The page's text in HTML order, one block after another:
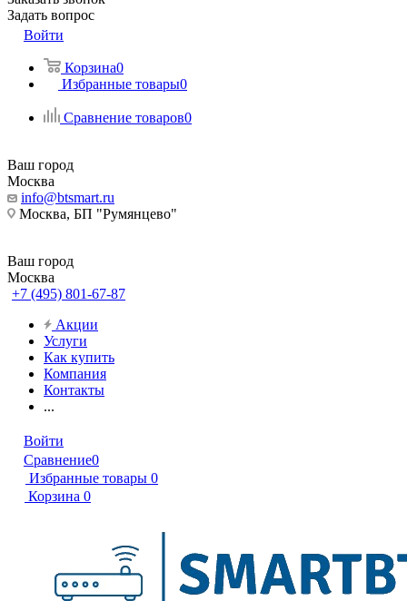
Задать вопрос
Войти
Корзина0
Избранные товары0
Сравнение товаров0
Ваш город
Москва
info@btsmart.ru
Москва, БП "Румянцево"
Ваш город
Москва
+7 (495) 801-67-87
Акции
Услуги
Как купить
Компания
Контакты
...
Войти
Сравнение0
Избранные товары 0
Корзина 0